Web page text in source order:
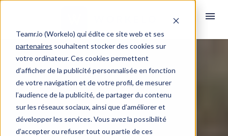
Teamr.io (Workelo) qui édite ce site web et ses
partenaires souhaitent stocker des cookies sur
votre ordinateur. Ces cookies permettent
d’afficher de la publicité personnalisée en fonction
de votre navigation et de votre profil, de mesurer
l’audience de la publicité, de partager du contenu
sur les réseaux sociaux, ainsi que d’améliorer et
développer les services. Vous avez la possibilité
d’accepter ou refuser tout ou partie de ces